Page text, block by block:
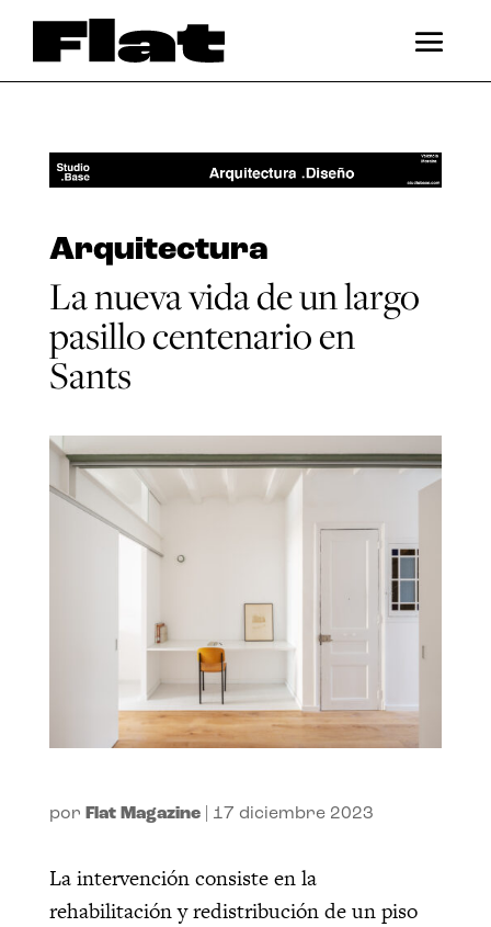
Arquitectura
La nueva vida de un largo
pasillo centenario en
Sants
por Flat Magazine| 17 diciembre 2023
La intervención consiste en la
rehabilitación y redistribución de un piso